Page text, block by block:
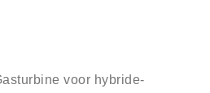
voor hybride-